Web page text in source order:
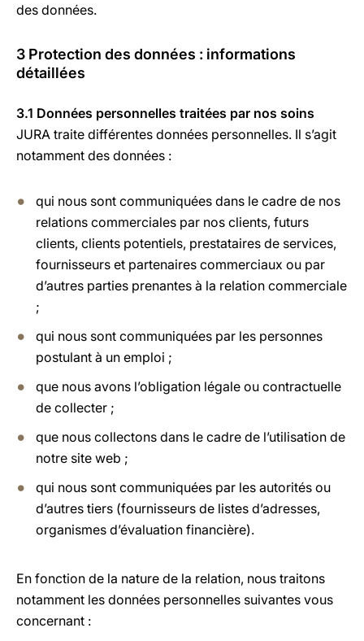
des données.
3 Protection des données : informations
détaillées
3.1 Données personnelles traitées par nos soins
JURA traite différentes données personnelles. Il s’agit
notamment des données :
qui nous sont communiquées dans le cadre de nos
relations commerciales par nos clients, futurs
clients, clients potentiels, prestataires de services,
fournisseurs et partenaires commerciaux ou par
d’autres parties prenantes à la relation commerciale
;
qui nous sont communiquées par les personnes
postulant à un emploi ;
que nous avons l’obligation légale ou contractuelle
de collecter ;
que nous collectons dans le cadre de l’utilisation de
notre site web ;
qui nous sont communiquées par les autorités ou
d’autres tiers (fournisseurs de listes d’adresses,
organismes d’évaluation financière).
En fonction de la nature de la relation, nous traitons
notamment les données personnelles suivantes vous
concernant :